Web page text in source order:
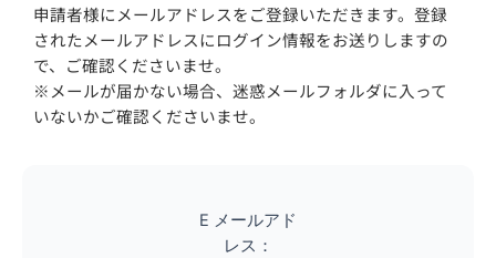
申請者様にメールアドレスをご登録いただきます。登録
されたメールアドレスにログイン情報をお送りしますの
で、ご確認くださいませ。
※メールが届かない場合、迷惑メールフォルダに入って
いないかご確認くださいませ。
E メールアド
レス：